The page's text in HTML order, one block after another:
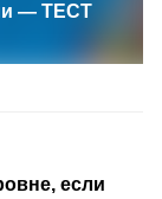
— ТЕСТ
если